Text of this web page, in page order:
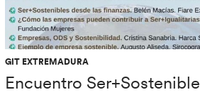
GIT EXTREMADURA
Encuentro Ser+Sostenible